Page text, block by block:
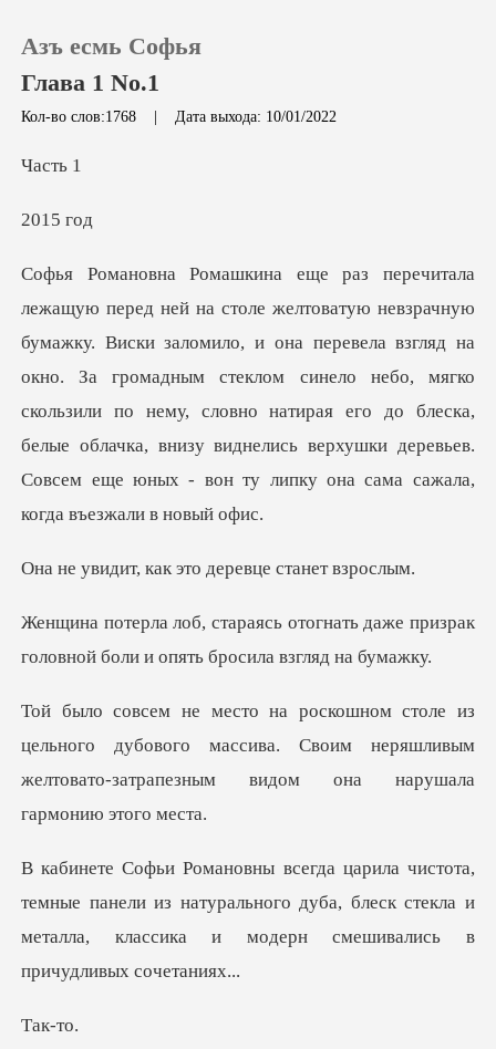
Пополнить
Выйти
Скачать приложение
Азъ есмь Софья
Глава 1 No.1
Кол-во слов:1768 | Дата выхода: 10/01/2022
ст
15
она перевела взгляд на
окно. За громадным стеклом синело небо, мягко
скользили по нему, словно натирая его до блеска,
бел
как это деревце
гнать даже призрак
головной боли
ного дубового массива. Своим неряшливым
желтовато-з
е панели из натурального дуба, блеск стекла и
металла,
к-